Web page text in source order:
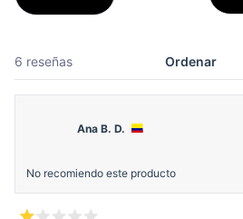
6 reseñas Ordenar
Ana B. D.
No recomiendo este producto
Cargando...